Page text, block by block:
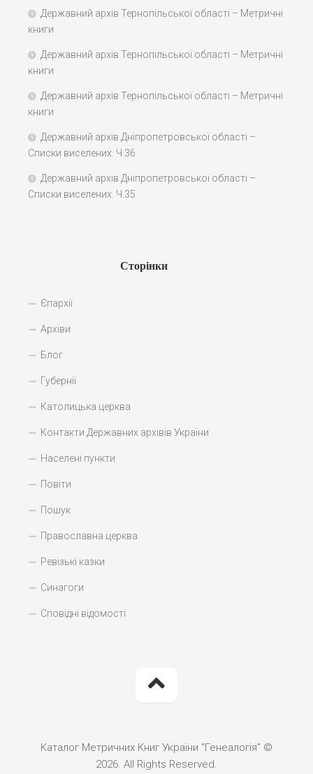
Державний архів Тернопільської області – Метричні
книги
Державний архів Тернопільської області – Метричні
книги
Державний архів Тернопільської області – Метричні
книги
Державний архів Дніпропетровської області –
Списки виселених. Ч.36
Державний архів Дніпропетровської області –
Списки виселених. Ч.35
Сторінки
Єпархії
Архіви
Блог
Губернії
Католицька церква
Контакти Державних архівів України
Населені пункти
Повіти
Пошук
Православна церква
Ревізькі казки
Синагоги
Сповідні відомості
Каталог Метричних Книг України "Генеалогія" ©
2026. All Rights Reserved.